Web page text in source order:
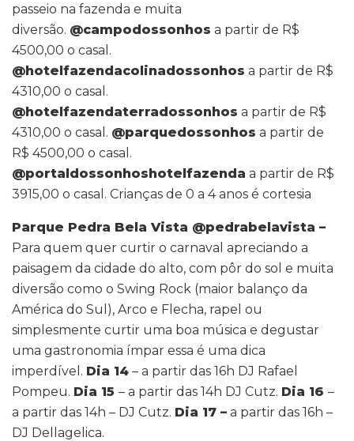
passeio na fazenda e muita
diversão. @campodossonhos a partir de R$
4500,00 o casal.
@hotelfazendacolinadossonhos a partir de R$
4310,00 o casal.
@hotelfazendaterradossonhos a partir de R$
4310,00 o casal. @parquedossonhos a partir de
R$ 4500,00 o casal.
@portaldossonhoshotelfazenda a partir de R$
3915,00 o casal. Crianças de 0 a 4 anos é cortesia
Parque Pedra Bela Vista @pedrabelavista –
Para quem quer curtir o carnaval apreciando a
paisagem da cidade do alto, com pôr do sol e muita
diversão como o Swing Rock (maior balanço da
América do Sul), Arco e Flecha, rapel ou
simplesmente curtir uma boa música e degustar
uma gastronomia ímpar essa é uma dica
imperdível. Dia 14 – a partir das 16h DJ Rafael
Pompeu. Dia 15 – a partir das 14h DJ Cutz. Dia 16 –
a partir das 14h – DJ Cutz. Dia 17 – a partir das 16h –
DJ Dellagelica.